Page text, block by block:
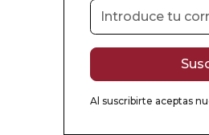
Al suscribirte aceptas